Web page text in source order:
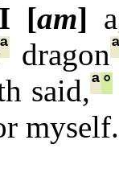
I [am]
ª dragon
said,ª°